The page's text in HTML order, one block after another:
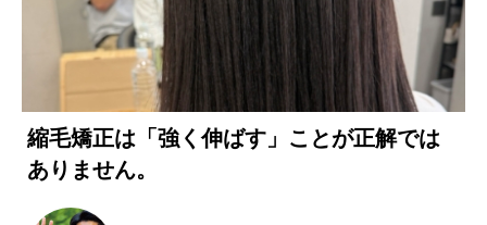
縮毛矯正は「強く伸ばす」ことが正解では
ありません。